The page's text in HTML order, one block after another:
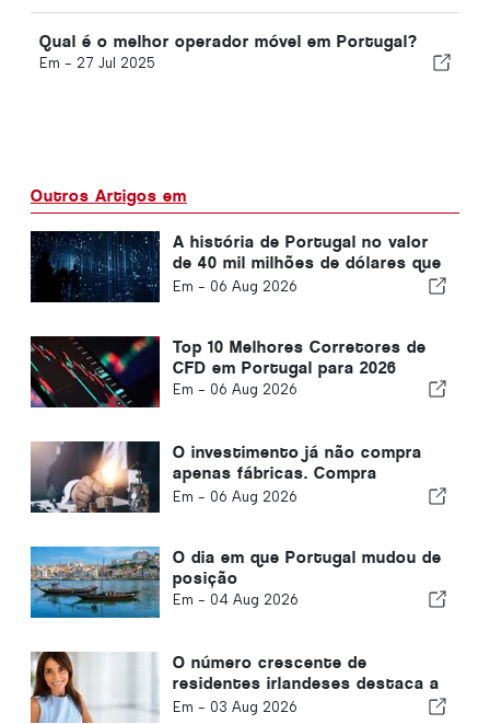
Qual é o melhor operador móvel em Portugal?
Em - 27 Jul 2025
Outros Artigos em
A história de Portugal no valor
de 40 mil milhões de dólares que
a maioria dos investidores está
Em - 06 Aug 2026
Top 10 Melhores Corretores de
CFD em Portugal para 2026
Em - 06 Aug 2026
O investimento já não compra
apenas fábricas. Compra
conhecimento.
Em - 06 Aug 2026
O dia em que Portugal mudou de
posição
Em - 04 Aug 2026
O número crescente de
residentes irlandeses destaca a
transformação do Algarve num
Em - 03 Aug 2026